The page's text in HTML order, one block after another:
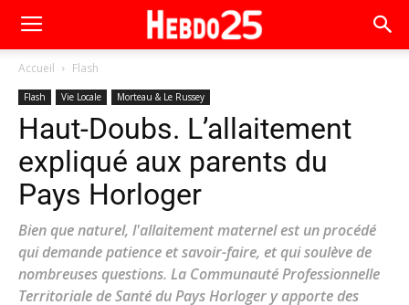
Accueil Flash
Flash Vie Locale Morteau & Le Russey
Haut-Doubs. L’allaitement
expliqué aux parents du
Pays Horloger
Bien que naturel, l'allaitement maternel est un procédé
qui demande patience et savoir-faire, et qui soulève de
nombreuses questions. La Communauté Professionnelle
Territoriale de Santé du Pays Horloger y apporte des